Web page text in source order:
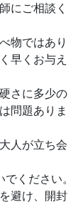
にご相談く
物ではあり
早くお与え
さに多少の
問題ありま
人が立ち会
ください。
避け、開封